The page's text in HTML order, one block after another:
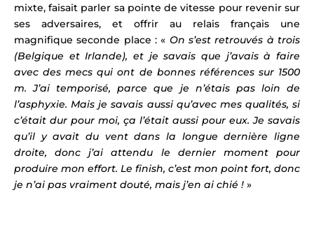
mixte, faisait parler sa pointe de vitesse pour revenir sur
ses adversaires, et offrir au relais français une
magnifique seconde place : « On s’est retrouvés à trois
(Belgique et Irlande), et je savais que j’avais à faire
avec des mecs qui ont de bonnes références sur 1500
m. J’ai temporisé, parce que je n’étais pas loin de
l’asphyxie. Mais je savais aussi qu’avec mes qualités, si
c’était dur pour moi, ça l’était aussi pour eux. Je savais
qu’il y avait du vent dans la longue dernière ligne
droite, donc j’ai attendu le dernier moment pour
produire mon effort. Le finish, c’est mon point fort, donc
je n’ai pas vraiment douté, mais j’en ai chié ! »